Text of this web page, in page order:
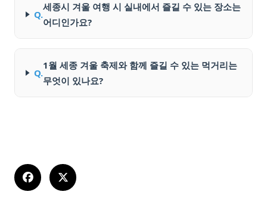
Q.
세종시 겨울 여행 시 실내에서 즐길 수 있는 장소는
어디인가요?
Q.
1월 세종 겨울 축제와 함께 즐길 수 있는 먹거리는
무엇이 있나요?